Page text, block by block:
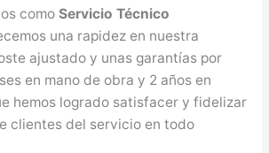
como Servicio Técnico
una rapidez en nuestra
ajustado y unas garantías por
en mano de obra y 2 años en
hemos logrado satisfacer y fidelizar
clientes del servicio en todo